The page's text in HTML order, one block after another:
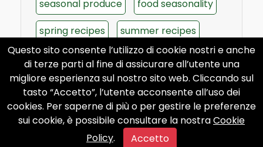
Questo sito consente l’utilizzo di cookie nostri e anche
di terze parti al fine di assicurare all’utente una
migliore esperienza sul nostro sito web. Cliccando sul
tasto “Accetto”, l’utente acconsente all’uso dei
cookies. Per saperne di più o per gestire le preferenze
sui cookie, è possibile consultare la nostraCookie
Policy. Accetto
seasonal produce
food seasonality
spring recipes
summer recipes
autumn recipes
winter recipes
healthy eating
sustainable cooking
Advertisements